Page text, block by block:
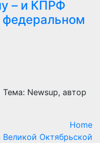
– и КПРФ
федеральном
Тема: Newsup, автор
Home
Октябрьской